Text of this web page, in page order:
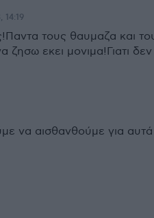
14:19
τους θαυμαζα και
εκει μονιμα!Γιατι δεν
να αισθανθούμε για αυτά